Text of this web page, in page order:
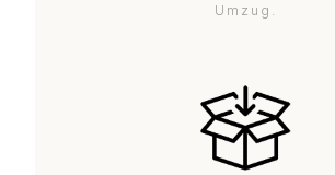
Umzug.